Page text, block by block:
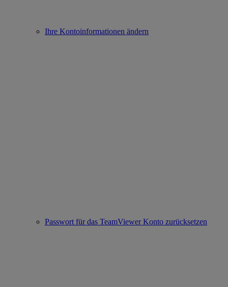
Ihre Kontoinformationen ändern
Passwort für das TeamViewer Konto zurücksetzen